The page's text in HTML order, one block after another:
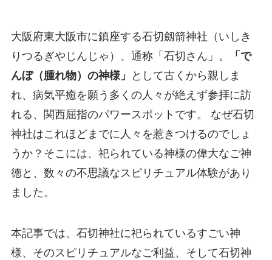
大阪府東大阪市に鎮座する石切劔箭神社（いしき
りつるぎやじんじゃ）、通称「石切さん」。
「で
んぼ（腫れ物）の神様」
として古くから親しま
れ、病気平癒を願う多くの人々が絶えず参拝に訪
れる、関西屈指のパワースポットです。 なぜ石切
神社はこれほどまでに人々を惹きつけるのでしょ
うか？そこには、祀られている神様の偉大なご神
徳と、数々の不思議なスピリチュアル体験があり
ました。
本記事では、石切神社に祀られているすごい神
様、そのスピリチュアルなご利益、そして石切神